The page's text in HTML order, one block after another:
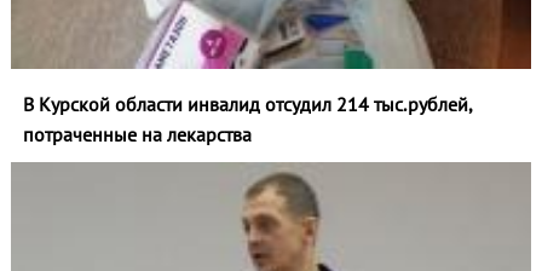
В Курской области инвалид отсудил 214 тыс.рублей,
потраченные на лекарства